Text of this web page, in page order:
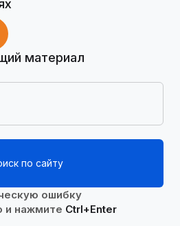
материал
по сайту
ошибку
нажмите Ctrl+Enter